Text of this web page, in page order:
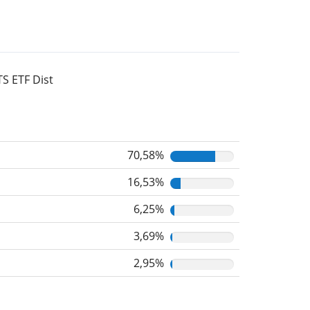
ETF Dist
70,58%
16,53%
6,25%
3,69%
2,95%